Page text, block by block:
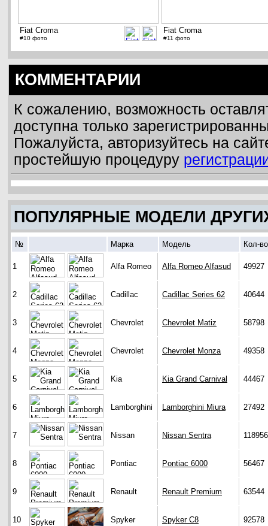
Fiat Croma
#10 фото
Fiat Croma
#11 фото
КОММЕНТАРИИ
К сожалению, возможность
доступна только
Пожалуйста, авторизуйтесь на
простейшую процедуру
ПОПУЛЯРНЫЕ МОДЕЛИ
№ Марка Модель Кол-
1 Alfa Romeo Alfa Romeo Alfasud 49927
2 Cadillac Cadillac Series 62 40644
3 Chevrolet Chevrolet Matiz 58798
4 Chevrolet Chevrolet Monza 49358
5 Kia Kia Grand Carnival 44467
6 Lamborghini Lamborghini Miura 27492
7 Nissan Nissan Sentra 118956
8 Pontiac Pontiac 6000 56467
9 Renault Renault Premium 63544
10 Spyker Spyker C8 92578